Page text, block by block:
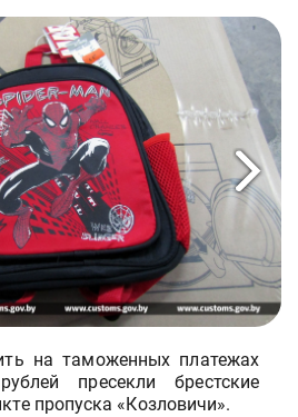
на таможенных платежах
пресекли брестские
пропуска «Козловичи».